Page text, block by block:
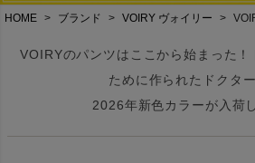
HOME ブランド VOIRY ヴォイリー
VOIRYのパンツはここから始まった！
ために作られたドクタ
2026年新色カラーが入荷